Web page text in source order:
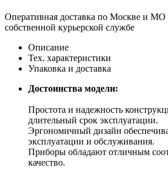
Оперативная доставка по Москве и МО
собственной курьерской службе
Описание
Тех. характеристики
Упаковка и доставка
Достоинства модели:
Простота и надежность
длительный срок эксплуатации.
Эргономичный дизайн
эксплуатации и обслуживания.
Приборы обладают отличным
качество.